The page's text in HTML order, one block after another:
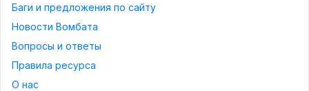
Баги и предложения по сайту
Новости Вомбата
Вопросы и ответы
Правила ресурса
О нас